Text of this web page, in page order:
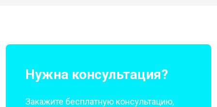
Нужна консультация?
Закажите бесплатную консультацию,